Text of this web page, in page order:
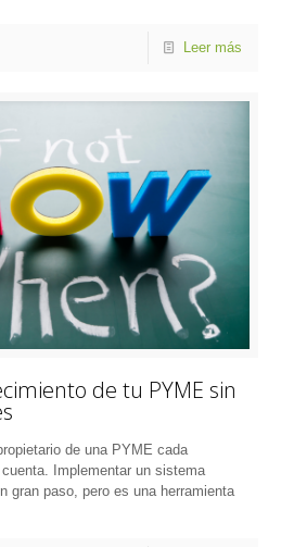
Leer más
de tu PYME sin
de una PYME cada
Implementar un sistema
gran paso, pero es una herramienta